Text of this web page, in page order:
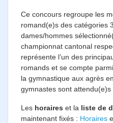
Ce concours regroupe les
romand(e)s des catégories
dames/hommes
championnat cantonal
représente l’un des
romands et se compte
la gymnastique aux agrès
gymnastes sont
Les horaires et la liste de
maintenant fixés : Horaires
Médias
Contact